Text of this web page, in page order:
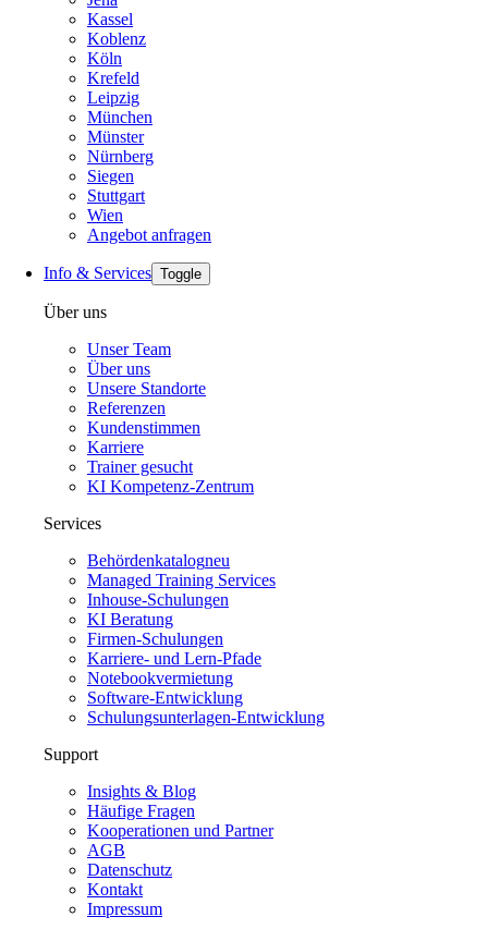
Kassel
Koblenz
Köln
Krefeld
Leipzig
München
Münster
Nürnberg
Siegen
Stuttgart
Wien
Angebot anfragen
Info & Services Toggle
Über uns
Unser Team
Über uns
Unsere Standorte
Referenzen
Kundenstimmen
Karriere
Trainer gesucht
KI Kompetenz-Zentrum
Services
Behördenkatalogneu
Managed Training Services
Inhouse-Schulungen
KI Beratung
Firmen-Schulungen
Karriere- und Lern-Pfade
Notebookvermietung
Software-Entwicklung
Schulungsunterlagen-Entwicklung
Support
Insights & Blog
Häufige Fragen
Kooperationen und Partner
AGB
Datenschutz
Kontakt
Impressum